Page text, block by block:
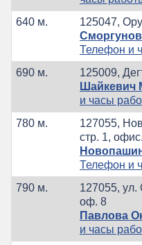
640 м.
125047,
Телефон и
690 м.
125009,
Шайкевич
и часы
780 м.
127055,
стр. 1,
Телефон и
790 м.
127055, ул.
оф. 8
Павлова
и часы